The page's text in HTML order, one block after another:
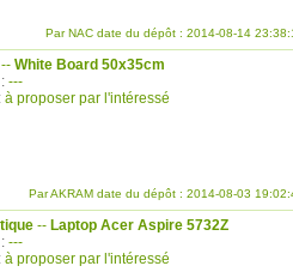
Par NAC date du dépôt : 2014-08-14
-- White Board 50x35cm
---
à proposer par l'intéressé
Par AKRAM date du dépôt : 2014-08-03
-- Laptop Acer Aspire 5732Z
---
à proposer par l'intéressé